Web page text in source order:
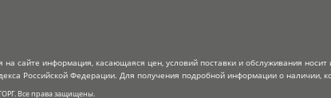
на сайте информация, касающаяся цен, условий поставки и обслуживания
Российской Федерации. Для получения подробной информации о наличии,
Все права защищены.